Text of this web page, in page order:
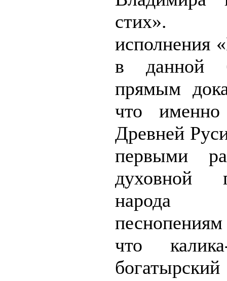
стих».
исполнения
в данной
прямым
что
Древней
первыми
духовной
народа
что